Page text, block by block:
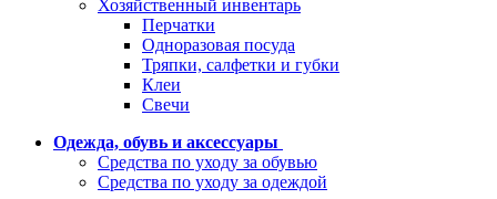
Хозяйственный инвентарь
Перчатки
Одноразовая посуда
Тряпки, салфетки и губки
Клеи
Свечи
Одежда, обувь и аксессуары
Средства по уходу за обувью
Средства по уходу за одеждой